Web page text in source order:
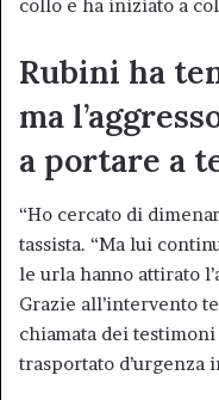
collo e ha iniziato a
Rubini ha
ma
a portare a
“Ho cercato di
tassista. “Ma lui
le urla hanno attirato
Grazie all’intervento
chiamata dei testimoni
trasportato d’urgenza